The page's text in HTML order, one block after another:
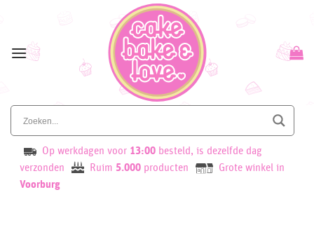
content
Op werkdagen voor 13:00 besteld, is dezelfde dag
verzonden
Ruim 5.000 producten
Grote winkel in
Voorburg